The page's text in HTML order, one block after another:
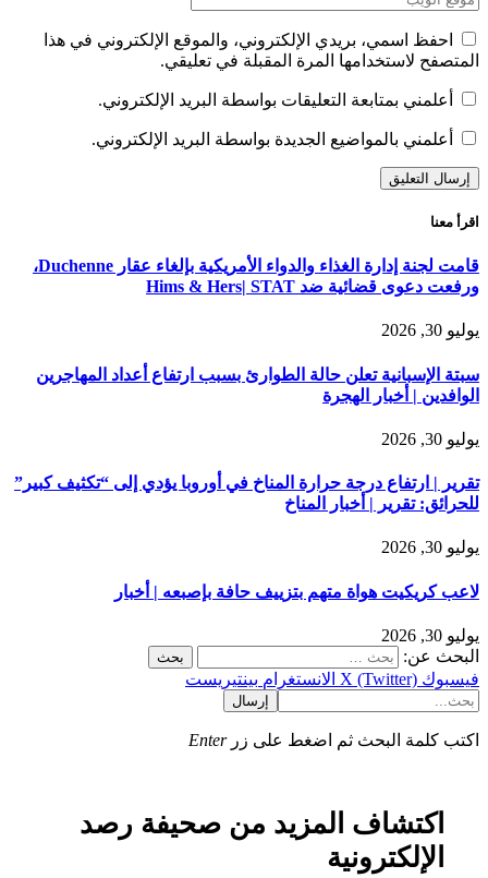
احفظ اسمي، بريدي الإلكتروني، والموقع الإلكتروني في هذا
المتصفح لاستخدامها المرة المقبلة في تعليقي.
أعلمني بمتابعة التعليقات بواسطة البريد الإلكتروني.
أعلمني بالمواضيع الجديدة بواسطة البريد الإلكتروني.
اقرأ معنا
قامت لجنة إدارة الغذاء والدواء الأمريكية بإلغاء عقار Duchenne،
ورفعت دعوى قضائية ضد Hims & Hers| STAT
يوليو 30, 2026
سبتة الإسبانية تعلن حالة الطوارئ بسبب ارتفاع أعداد المهاجرين
الوافدين | أخبار الهجرة
يوليو 30, 2026
تقرير | ارتفاع درجة حرارة المناخ في أوروبا يؤدي إلى “تكثيف كبير”
للحرائق: تقرير | أخبار المناخ
يوليو 30, 2026
لاعب كريكيت هواة متهم بتزييف حافة بإصبعه | أخبار
يوليو 30, 2026
البحث عن:
فيسبوك X (Twitter) الانستغرام بينتيريست
إرسال
اكتب كلمة البحث ثم اضغط على زرEnter
اكتشاف المزيد من صحيفة رصد
الإلكترونية